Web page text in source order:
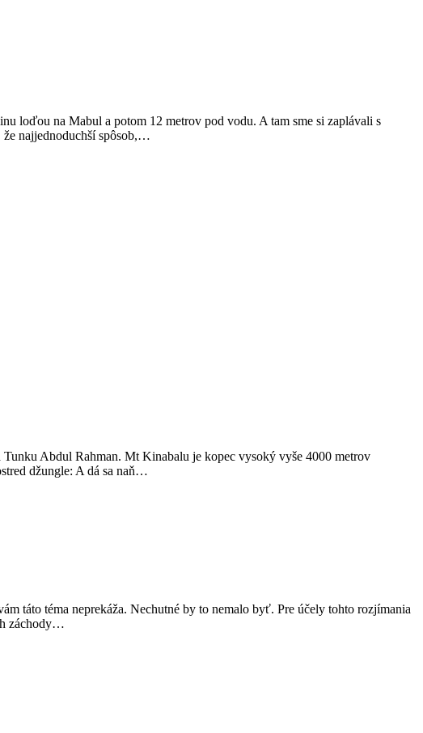
loďou na Mabul a potom 12 metrov pod vodu. A tam sme si zaplávali s
najjednoduchší spôsob,…
Abdul Rahman. Mt Kinabalu je kopec vysoký vyše 4000 metrov
džungle: A dá sa naň…
táto téma neprekáža. Nechutné by to nemalo byť. Pre účely tohto rozjímania
záchody…